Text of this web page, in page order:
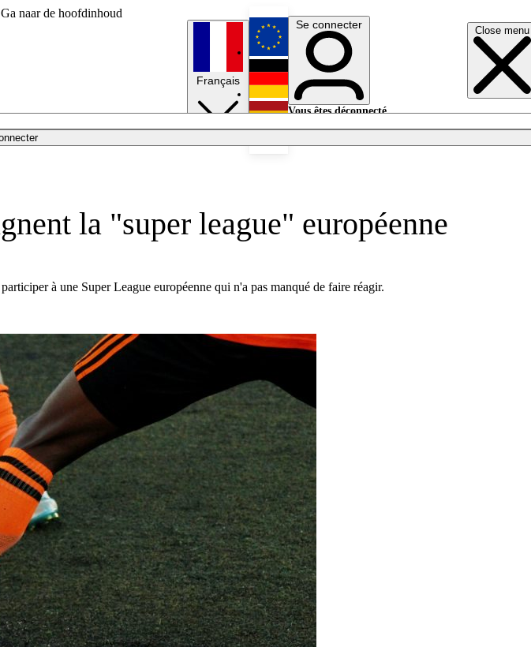
Ga naar de hoofdinhoud
Close menu
Français
English
Deutsch
Se connecter
Vous êtes déconnecté.
la "super league" européenne
à une Super League européenne qui n'a pas manqué de faire réagir.